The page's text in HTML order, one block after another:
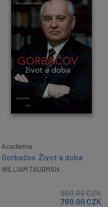
Academia
Gorbačov. Život a doba
WILLIAM TAUBMAN
950.00CZK
760.00 CZK